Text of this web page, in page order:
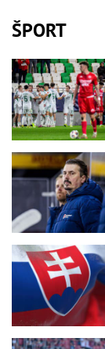
ŠPORT